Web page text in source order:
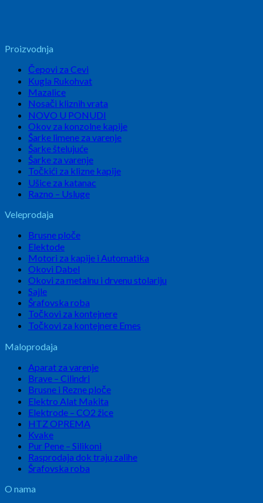
Proizvodnja
Čepovi za Cevi
Kugla Rukohvat
Mazalice
Nosači kliznih vrata
NOVO U PONUDI
Okov za konzolne kapije
Šarke limene za varenje
Šarke štelujuće
Šarke za varenje
Točkići za klizne kapije
Ušice za katanac
Razno – Usluge
Veleprodaja
Brusne ploče
Elektode
Motori za kapije i Automatika
Okovi Dabel
Okovi za metalnu i drvenu stolariju
Sajle
Šrafovska roba
Točkovi za kontejnere
Točkovi za kontejnere Emes
Maloprodaja
Aparat za varenje
Brave – Cilindri
Brusne i Rezne ploče
Elektro Alat Makita
Elektrode – CO2 žice
HTZ OPREMA
Kvake
Pur Pene – Silikoni
Rasprodaja dok traju zalihe
Šrafovska roba
O nama